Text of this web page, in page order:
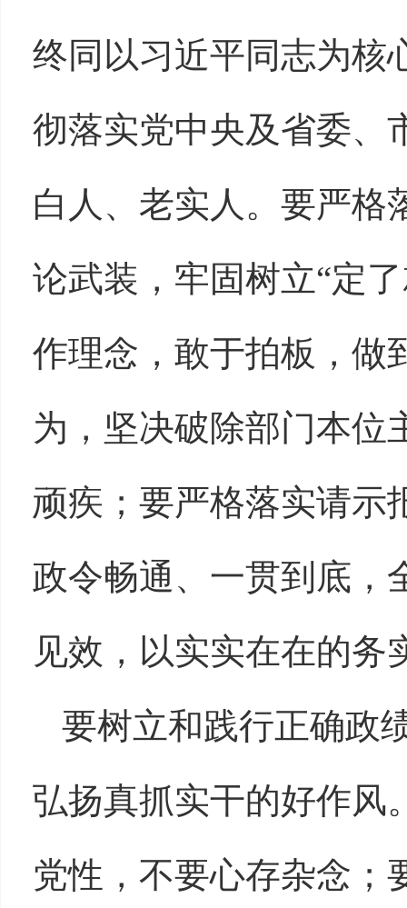
终同以习近平同志为核
彻落实党中央及省委、
白人、老实人。要严格
论武装，牢固树立“定
作理念，敢于拍板，做
为，坚决破除部门本位
顽疾；要严格落实请示
政令畅通、一贯到底，
见效，以实实在在的务
要树立和践行正确政
弘扬真抓实干的好作风
党性，不要心存杂念；